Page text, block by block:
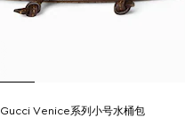
Gucci Venice系列小号水桶包